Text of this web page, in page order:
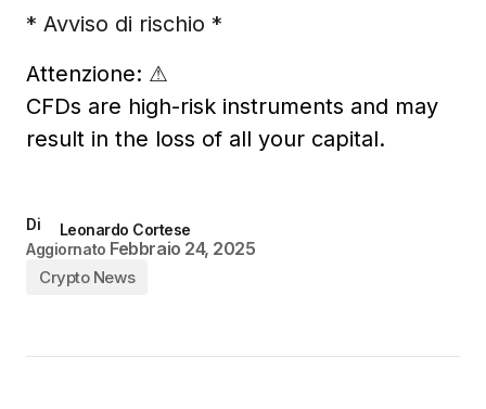
* Avviso di rischio *
Attenzione: ⚠
CFDs are high-risk instruments and may
result in the loss of all your capital.
Di
Leonardo Cortese
Aggiornato Febbraio 24, 2025
Crypto News